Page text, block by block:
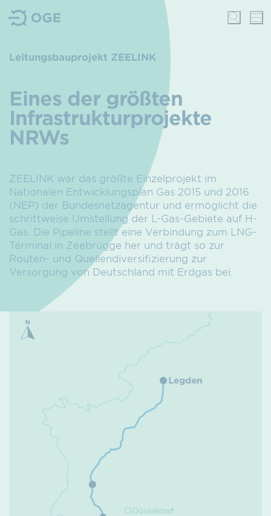
Leitungsbauprojekt ZEELINK
Eines der größten
Infrastrukturprojekte
NRWs
ZEELINK war das größte Einzelprojekt im
Nationalen Entwicklungsplan Gas 2015 und 2016
(NEP) der Bundesnetzagentur und ermöglicht die
schrittweise Umstellung der L-Gas-Gebiete auf H-
Gas. Die Pipeline stellt eine Verbindung zum LNG-
Terminal in Zeebrügge her und trägt so zur
Routen- und Quellendiversifizierung zur
Versorgung von Deutschland mit Erdgas bei.